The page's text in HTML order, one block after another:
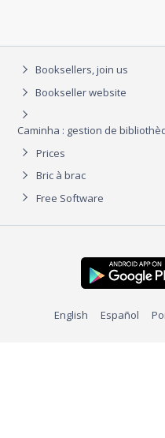
Booksellers, join us
Bookseller website
Caminha : gestion de
Prices
Bric à brac
Free Software
English Español